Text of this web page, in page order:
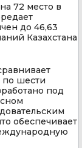
72 место в
до 46,63
Казахстана
по шести
под
обеспечивает